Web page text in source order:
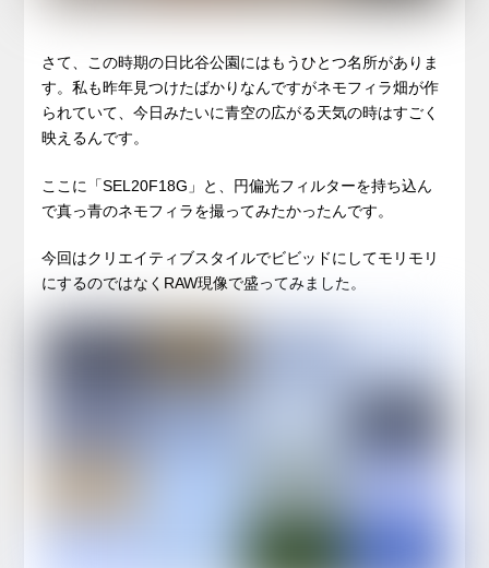
さて、この時期の日比谷公園にはもうひとつ名所がありま
す。私も昨年見つけたばかりなんですがネモフィラ畑が作
られていて、今日みたいに青空の広がる天気の時はすごく
映えるんです。
ここに「SEL20F18G」と、円偏光フィルターを持ち込ん
で真っ青のネモフィラを撮ってみたかったんです。
今回はクリエイティブスタイルでビビッドにしてモリモリ
にするのではなくRAW現像で盛ってみました。